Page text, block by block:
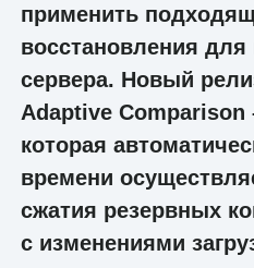
применить
восстановления
сервера. Новый
Adaptive
которая
времени
сжатия резервных
с изменениями